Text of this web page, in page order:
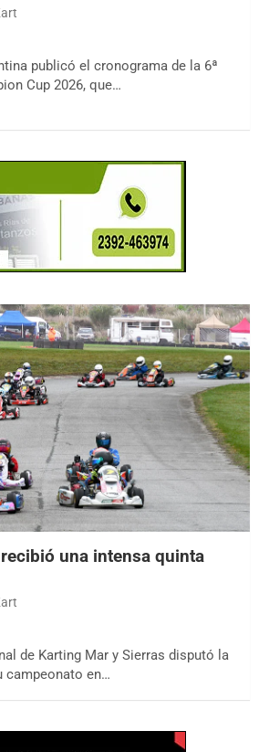
publicó el cronograma de la 6ª
Cup 2026, que…
una intensa quinta
de Karting Mar y Sierras disputó la
campeonato en…